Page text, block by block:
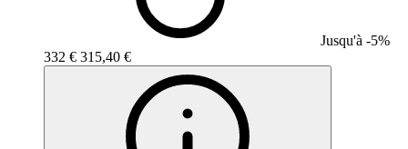
Jusqu'à -5%
332 € 315,40 €